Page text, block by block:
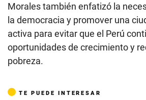
Morales también enfatizó la
la democracia y promover una
activa para evitar que el Perú
oportunidades de crecimiento y
pobreza.
TE PUEDE INTERESAR